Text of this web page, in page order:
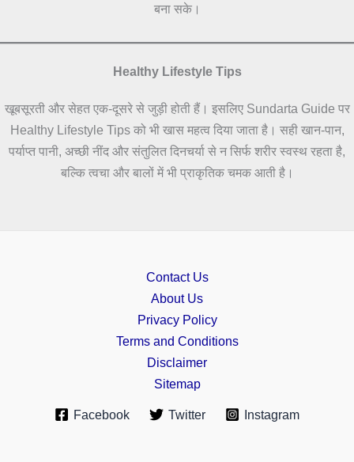
बना सके।
Healthy Lifestyle Tips
खूबसूरती और सेहत एक-दूसरे से जुड़ी होती हैं। इसलिए Sundarta Guide पर
Healthy Lifestyle Tips को भी खास महत्व दिया जाता है। सही खान-पान,
पर्याप्त पानी, अच्छी नींद और संतुलित दिनचर्या से न सिर्फ शरीर स्वस्थ रहता है,
बल्कि त्वचा और बालों में भी प्राकृतिक चमक आती है।
Contact Us
About Us
Privacy Policy
Terms and Conditions
Disclaimer
Sitemap
Facebook Twitter Instagram